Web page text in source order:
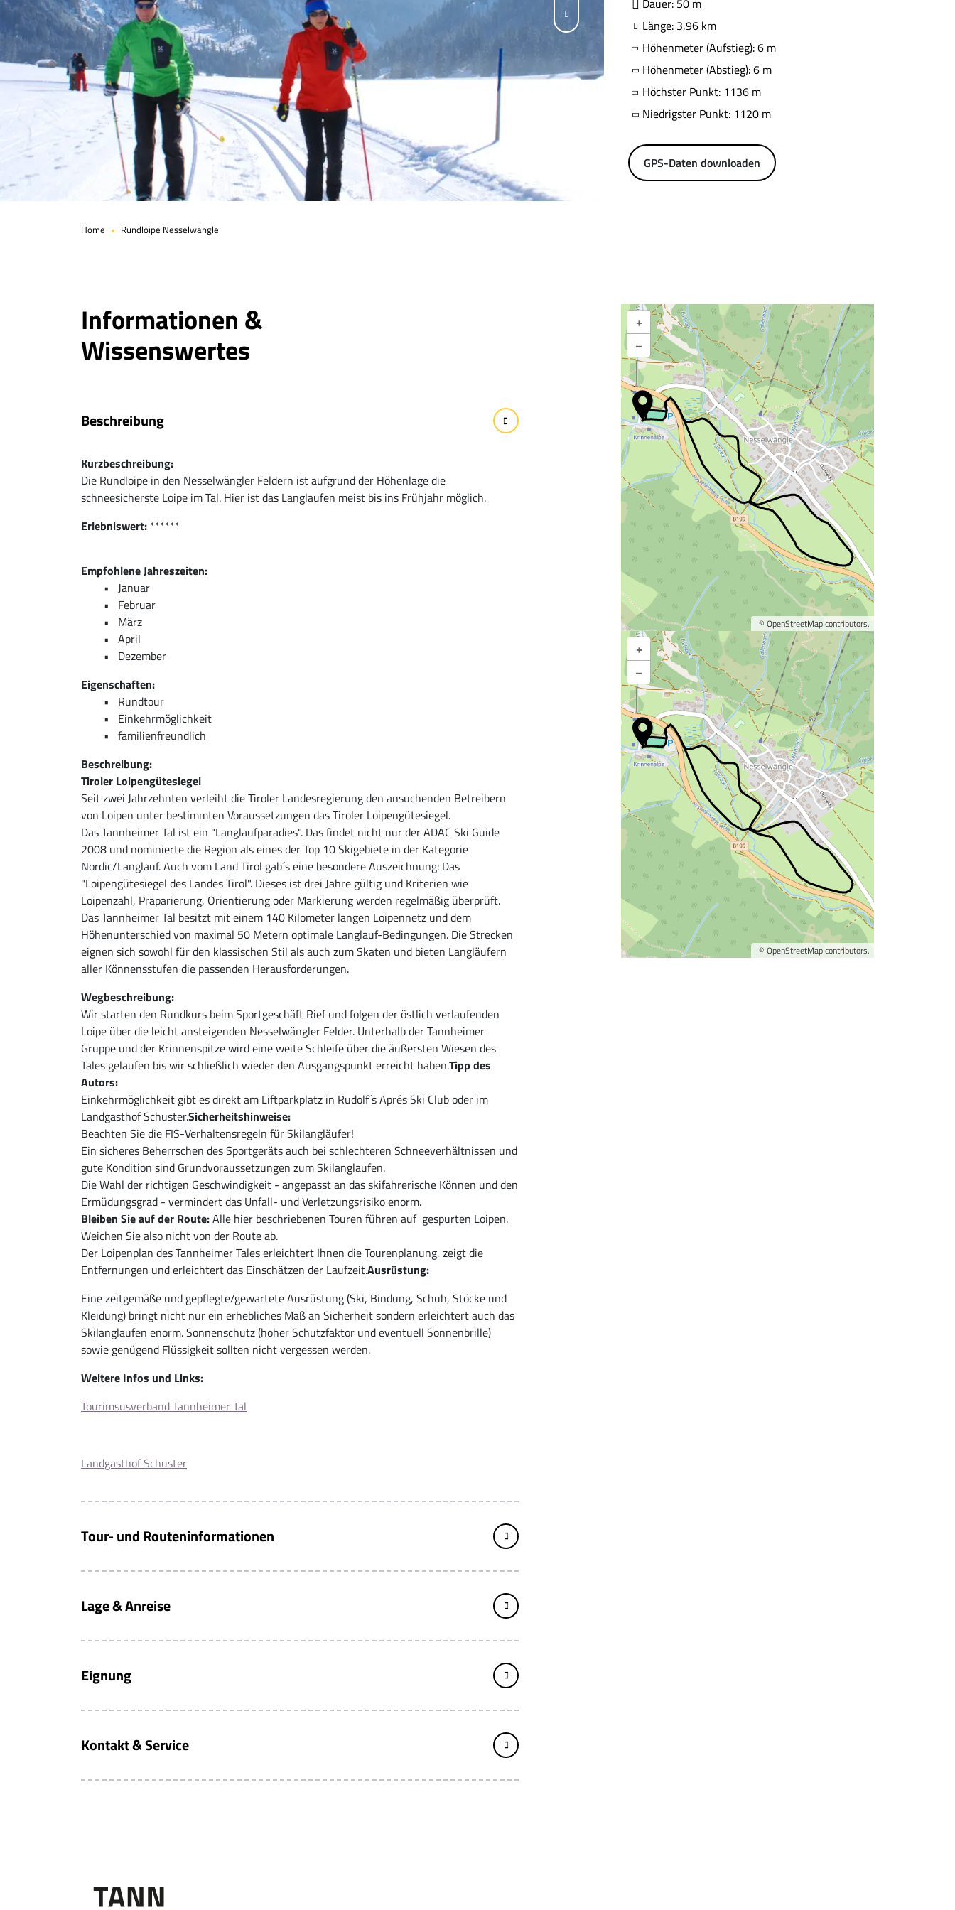
Home Rundloipe Nesselwängle
Länge: 3,96 km
Höhenmeter (Aufstieg): 6 m
Höhenmeter (Abstieg): 6 m
Höchster Punkt: 1136 m
Niedrigster Punkt: 1120 m
GPS-Daten downloaden
+
–
© OpenStreetMapcontributors.
+
–
© OpenStreetMapcontributors.
Karte vergrößern
Informationen &
Wissenswertes
Beschreibung
Kurzbeschreibung:
Die Rundloipe in den Nesselwängler Feldern ist aufgrund der Höhenlage die
schneesicherste Loipe im Tal. Hier ist das Langlaufen meist bis ins Frühjahr möglich.
Erlebniswert: ******
Empfohlene Jahreszeiten:
Januar
Februar
März
April
Dezember
Eigenschaften:
Rundtour
Einkehrmöglichkeit
familienfreundlich
Beschreibung:
Tiroler Loipengütesiegel
Seit zwei Jahrzehnten verleiht die Tiroler Landesregierung den ansuchenden Betreibern
von Loipen unter bestimmten Voraussetzungen das Tiroler Loipengütesiegel.
Das Tannheimer Tal ist ein "Langlaufparadies". Das findet nicht nur der ADAC Ski Guide
2008 und nominierte die Region als eines der Top 10 Skigebiete in der Kategorie
Nordic/Langlauf. Auch vom Land Tirol gab´s eine besondere Auszeichnung: Das
"Loipengütesiegel des Landes Tirol". Dieses ist drei Jahre gültig und Kriterien wie
Loipenzahl, Präparierung, Orientierung oder Markierung werden regelmäßig überprüft.
Das Tannheimer Tal besitzt mit einem 140 Kilometer langen Loipennetz und dem
Höhenunterschied von maximal 50 Metern optimale Langlauf-Bedingungen. Die Strecken
eignen sich sowohl für den klassischen Stil als auch zum Skaten und bieten Langläufern
aller Könnensstufen die passenden Herausforderungen.
Wegbeschreibung:
Wir starten den Rundkurs beim Sportgeschäft Rief und folgen der östlich verlaufenden
Loipe über die leicht ansteigenden Nesselwängler Felder. Unterhalb der Tannheimer
Gruppe und der Krinnenspitze wird eine weite Schleife über die äußersten Wiesen des
Tales gelaufen bis wir schließlich wieder den Ausgangspunkt erreicht haben.Tipp des
Autors:
Einkehrmöglichkeit gibt es direkt am Liftparkplatz in Rudolf´s Aprés Ski Club oder im
Landgasthof Schuster.Sicherheitshinweise:
Beachten Sie die FIS-Verhaltensregeln für Skilangläufer!
Ein sicheres Beherrschen des Sportgeräts auch bei schlechteren Schneeverhältnissen und
gute Kondition sind Grundvoraussetzungen zum Skilanglaufen.
Die Wahl der richtigen Geschwindigkeit - angepasst an das skifahrerische Können und den
Ermüdungsgrad - vermindert das Unfall- und Verletzungsrisiko enorm.
Bleiben Sie auf der Route:Alle hier beschriebenen Touren führen auf gespurten Loipen.
Weichen Sie also nicht von der Route ab.
Der Loipenplan des Tannheimer Tales erleichtert Ihnen die Tourenplanung, zeigt die
Entfernungen und erleichtert das Einschätzen der Laufzeit.Ausrüstung:
Eine zeitgemäße und gepflegte/gewartete Ausrüstung (Ski, Bindung, Schuh, Stöcke und
Kleidung) bringt nicht nur ein erhebliches Maß an Sicherheit sondern erleichtert auch das
Skilanglaufen enorm. Sonnenschutz (hoher Schutzfaktor und eventuell Sonnenbrille)
sowie genügend Flüssigkeit sollten nicht vergessen werden.
Weitere Infos und Links:
Tourimsusverband Tannheimer Tal
Landgasthof Schuster
Tour- und Routeninformationen
Lage & Anreise
Eignung
Kontakt & Service